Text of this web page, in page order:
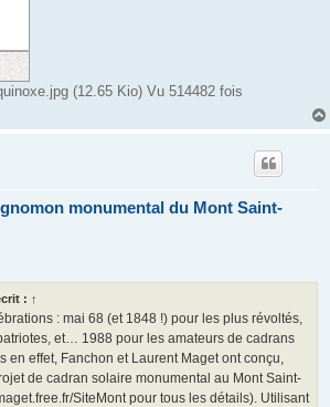
(12.65 Kio) Vu 514482 fois
monumental du Mont Saint-
: ↑
: mai 68 (et 1848 !) pour les plus révoltés,
et… 1988 pour les amateurs de cadrans
en effet, Fanchon et Laurent Maget ont conçu,
de cadran solaire monumental au Mont Saint-
SiteMont pour tous les détails). Utilisant